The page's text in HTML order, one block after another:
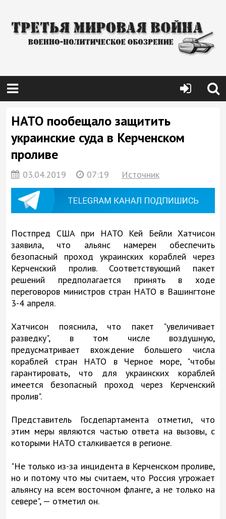
НАТО пообещало защитить
украинские суда в Керченском
проливе
03.04.2019 07:19 Источник
Постпред США при НАТО Кей Бейли Хатчисон
заявила, что альянс намерен обеспечить
безопасный проход украинских кораблей через
Керченский пролив. Соответствующий пакет
решений предполагается принять в ходе
переговоров министров стран НАТО в Вашингтоне
3-4 апреля.
Хатчисон пояснила, что пакет "увеличивает
разведку", в том числе воздушную,
предусматривает вхождение большего числа
кораблей стран НАТО в Черное море, "чтобы
гарантировать, что для украинских кораблей
имеется безопасный проход через Керченский
пролив".
Представитель Госдепартамента отметил, что
этим меры являются частью ответа на вызовы, с
которыми НАТО сталкивается в регионе.
"Не только из-за инцидента в Керченском проливе,
но и потому что мы считаем, что Россия угрожает
альянсу на всем восточном фланге, а не только на
севере", — отметил он.